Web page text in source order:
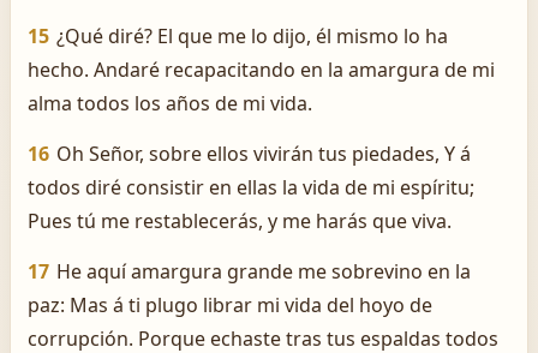
15 ¿Qué diré? El que me lo dijo, él mismo lo ha
hecho. Andaré recapacitando en la amargura de mi
alma todos los años de mi vida.
16 Oh Señor, sobre ellos vivirán tus piedades, Y á
todos diré consistir en ellas la vida de mi espíritu;
Pues tú me restablecerás, y me harás que viva.
17 He aquí amargura grande me sobrevino en la
paz: Mas á ti plugo librar mi vida del hoyo de
corrupción. Porque echaste tras tus espaldas todos